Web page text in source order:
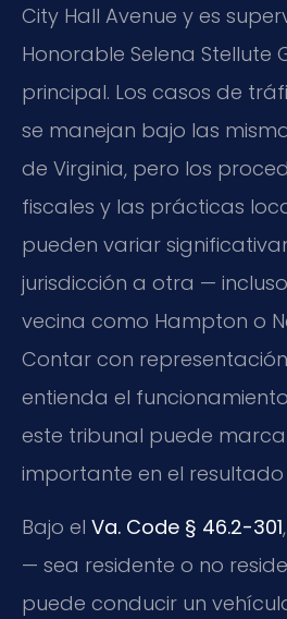
City Hall Avenue y es
Honorable Selena Stellute
principal. Los casos de
se manejan bajo las
de Virginia, pero los
fiscales y las prácticas
pueden variar
jurisdicción a otra —
vecina como Hampton o
Contar con
entienda el
este tribunal puede
importante en el resultado
Bajo el Va. Code § 46.2-301
— sea residente o no
puede conducir un